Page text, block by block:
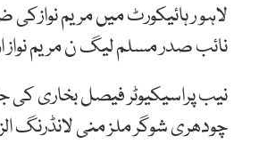
لاہو ر ہائیکورٹ میں مریم
نائب صدر مسلم لیگ ن مریم نواز
نیب پراسیکیوٹر فیصل بخاری کی
چودھری شوگر ملز منی لانڈرنگ